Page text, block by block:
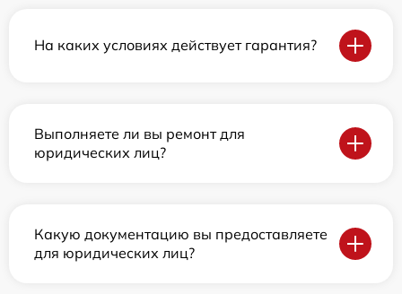
На каких условиях действует гарантия?
Выполняете ли вы ремонт для
юридических лиц?
Какую документацию вы предоставляете
для юридических лиц?